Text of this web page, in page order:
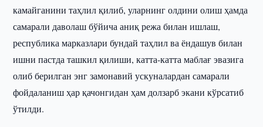
камайганини таҳлил қилиб, уларнинг олдини олиш ҳамда
самарали даволаш бўйича аниқ режа билан ишлаш,
республика марказлари бундай таҳлил ва ёндашув билан
ишни пастда ташкил қилиши, катта-катта маблағ эвазига
олиб берилган энг замонавий ускуналардан самарали
фойдаланиш ҳар қачонгидан ҳам долзарб экани кўрсатиб
ўтилди.